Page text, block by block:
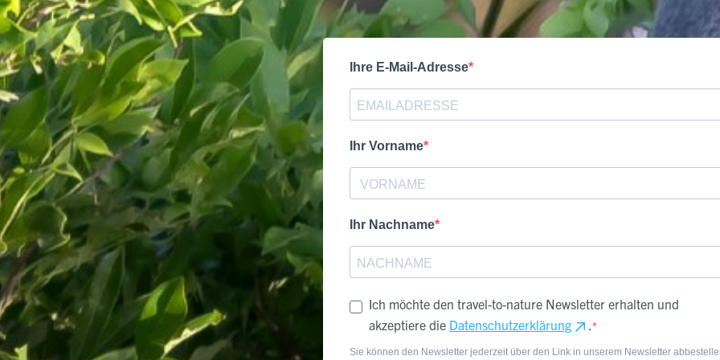
Ihre E-Mail-Adresse
Ihr Vorname
Ihr Nachname
Ich möchte den travel-to-nature Newsletter erhalten und
akzeptiere die Datenschutzerklärung .
Sie können den Newsletter jederzeit über den Link in unserem Newsletter